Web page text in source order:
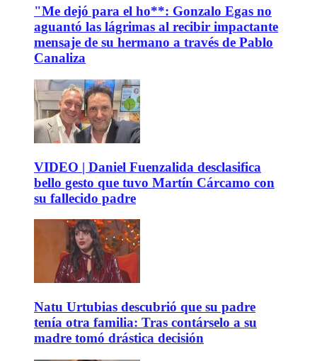
"Me dejó para el ho**: Gonzalo Egas no
aguantó las lágrimas al recibir impactante
mensaje de su hermano a través de Pablo
Canaliza
VIDEO | Daniel Fuenzalida desclasifica
bello gesto que tuvo Martín Cárcamo con
su fallecido padre
Natu Urtubias descubrió que su padre
tenía otra familia: Tras contárselo a su
madre tomó drástica decisión